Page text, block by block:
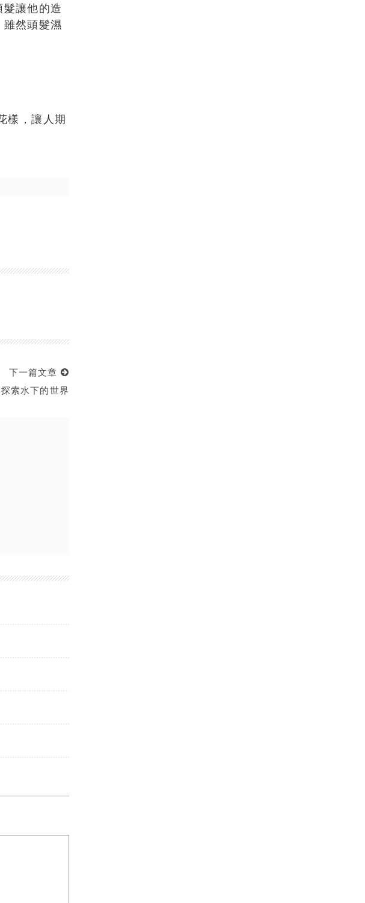
讓他的造
然頭髮濕
樣，讓人期
下一篇文章
探索水下的世界